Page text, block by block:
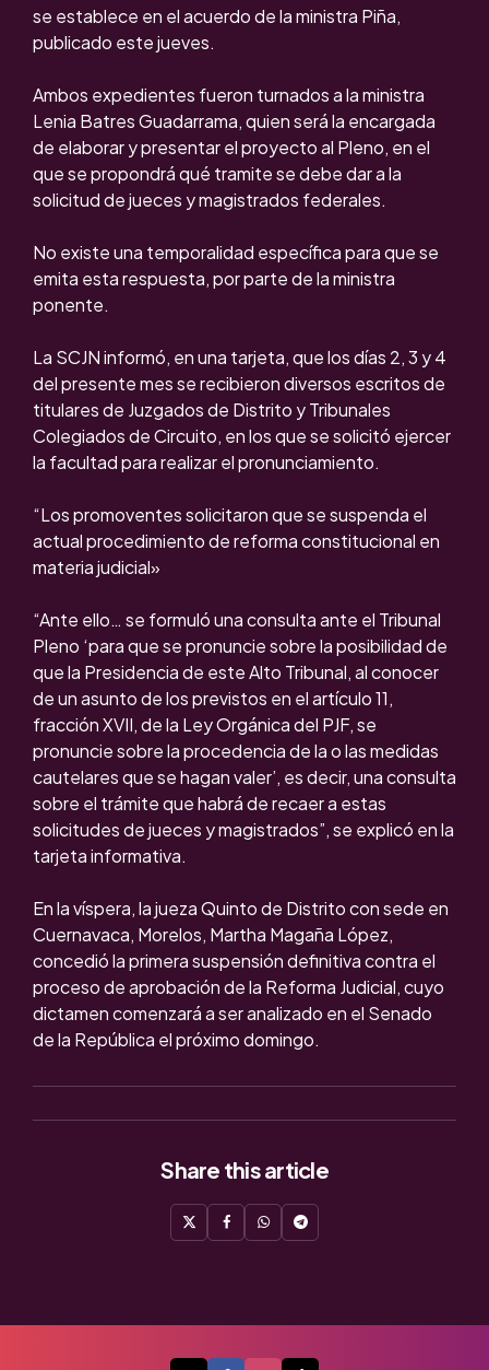
se establece en el acuerdo de la ministra Piña,
publicado este jueves.
Ambos expedientes fueron turnados a la ministra
Lenia Batres Guadarrama, quien será la encargada
de elaborar y presentar el proyecto al Pleno, en el
que se propondrá qué tramite se debe dar a la
solicitud de jueces y magistrados federales.
No existe una temporalidad específica para que se
emita esta respuesta, por parte de la ministra
ponente.
La SCJN informó, en una tarjeta, que los días 2, 3 y 4
del presente mes se recibieron diversos escritos de
titulares de Juzgados de Distrito y Tribunales
Colegiados de Circuito, en los que se solicitó ejercer
la facultad para realizar el pronunciamiento.
“Los promoventes solicitaron que se suspenda el
actual procedimiento de reforma constitucional en
materia judicial»
“Ante ello… se formuló una consulta ante el Tribunal
Pleno ‘para que se pronuncie sobre la posibilidad de
que la Presidencia de este Alto Tribunal, al conocer
de un asunto de los previstos en el artículo 11,
fracción XVII, de la Ley Orgánica del PJF, se
pronuncie sobre la procedencia de la o las medidas
cautelares que se hagan valer’, es decir, una consulta
sobre el trámite que habrá de recaer a estas
solicitudes de jueces y magistrados”, se explicó en la
tarjeta informativa.
En la víspera, la jueza Quinto de Distrito con sede en
Cuernavaca, Morelos, Martha Magaña López,
concedió la primera suspensión definitiva contra el
proceso de aprobación de la Reforma Judicial, cuyo
dictamen comenzará a ser analizado en el Senado
de la República el próximo domingo.
Share this article